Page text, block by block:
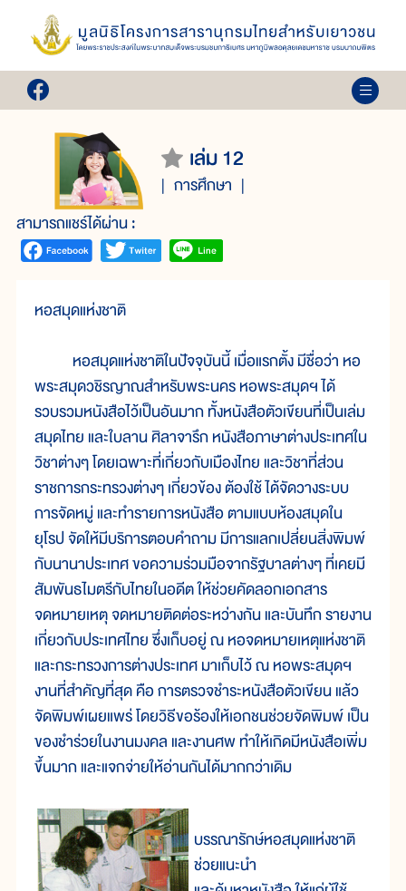
เล่ม 12
การศึกษา
สามารถแชร์ได้ผ่าน :
หอสมุดแห่งชาติ
หอสมุดแห่งชาติในปัจจุบันนี้ เมื่อแรกตั้ง มีชื่อว่า หอ
พระสมุดวชิรญาณสำหรับพระนคร หอพระสมุดฯ ได้
รวบรวมหนังสือไว้เป็นอันมาก ทั้งหนังสือตัวเขียนที่เป็นเล่ม
สมุดไทย และใบลาน ศิลาจารึก หนังสือภาษาต่างประเทศใน
วิชาต่างๆ โดยเฉพาะที่เกี่ยวกับเมืองไทย และวิชาที่ส่วน
ราชการกระทรวงต่างๆ เกี่ยวข้อง ต้องใช้ ได้จัดวางระบบ
การจัดหมู่ และทำรายการหนังสือ ตามแบบห้องสมุดใน
ยุโรป จัดให้มีบริการตอบคำถาม มีการแลกเปลี่ยนสิ่งพิมพ์
กับนานาประเทศ ขอความร่วมมือจากรัฐบาลต่างๆ ที่เคยมี
สัมพันธไมตรีกับไทยในอดีต ให้ช่วยคัดลอกเอกสาร
จดหมายเหตุ จดหมายติดต่อระหว่างกัน และบันทึก รายงาน
เกี่ยวกับประเทศไทย ซึ่งเก็บอยู่ ณ หอจดหมายเหตุแห่งชาติ
และกระทรวงการต่างประเทศ มาเก็บไว้ ณ หอพระสมุดฯ
งานที่สำคัญที่สุด คือ การตรวจชำระหนังสือตัวเขียน แล้ว
จัดพิมพ์เผยแพร่ โดยวิธีขอร้องให้เอกชนช่วยจัดพิมพ์ เป็น
ของชำร่วยในงานมงคล และงานศพ ทำให้เกิดมีหนังสือเพิ่ม
ขึ้นมาก และแจกจ่ายให้อ่านกันได้มากกว่าเดิม
บรรณารักษ์หอสมุดแห่งชาติ
ช่วยแนะนำ